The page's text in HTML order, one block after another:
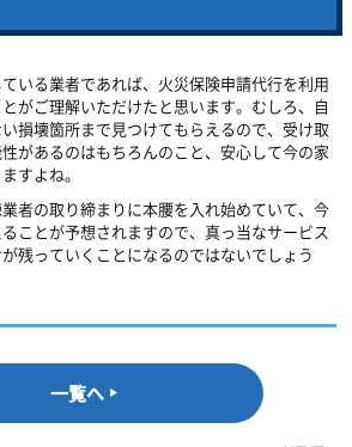
いる業者であれば、火災保険申請代行を利用
がご理解いただけたと思います。むしろ、自
損壊箇所まで見つけてもらえるので、受け取
があるのはもちろんのこと、安心して今の家
すよね。
者の取り締まりに本腰を入れ始めていて、今
ことが予想されますので、真っ当なサービス
残っていくことになるのではないでしょう
一覧へ